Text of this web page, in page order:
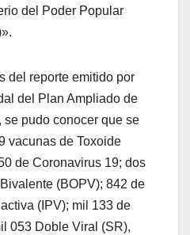
del Poder Popular
del reporte emitido por
del Plan Ampliado de
se pudo conocer que se
vacunas de Toxoide
de Coronavirus 19; dos
(BOPV); 842 de
(IPV); mil 133 de
053 Doble Viral (SR),